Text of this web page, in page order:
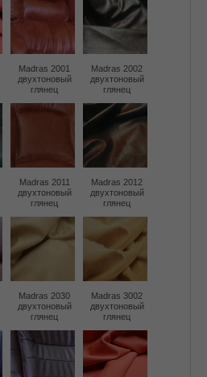
Madras 2001
двухтоновый
глянец
Madras 2002
двухтоновый
глянец
Madras 2011
двухтоновый
глянец
Madras 2012
двухтоновый
глянец
Madras 2030
двухтоновый
глянец
Madras 3002
двухтоновый
глянец